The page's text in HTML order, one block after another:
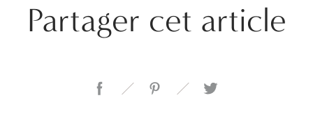
Partager cet article